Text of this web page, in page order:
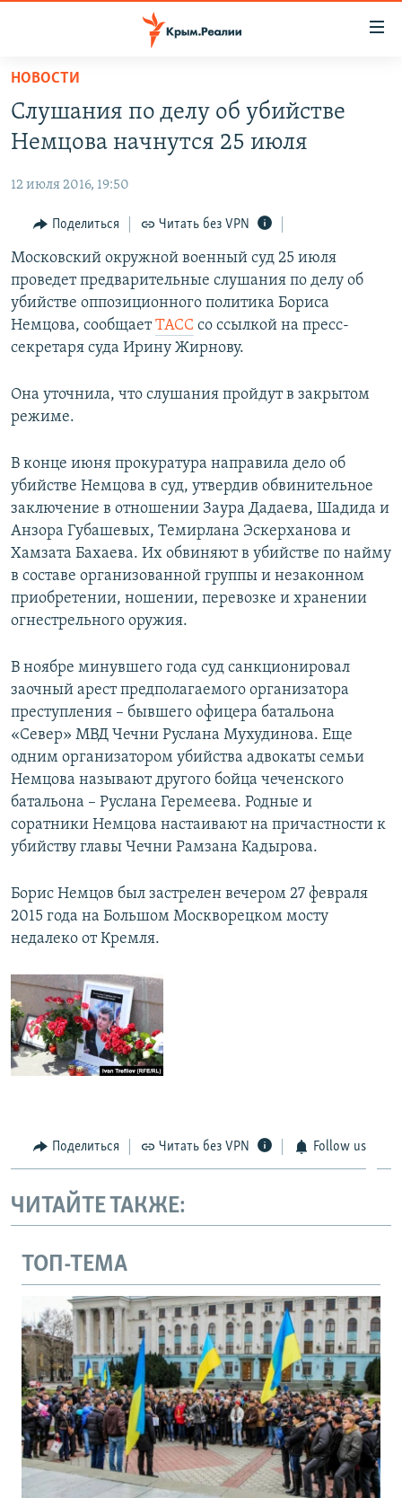
Вернуться
основному
содержанию
навигации
Вернутся
поиску
СПЕЦПРОЕКТЫ
КАРТА ВОЕННЫХ ОБЪЕКТОВ КРЫМА
11 ЛЕТ ОККУПАЦИИ КРЫМА. 11 ИСТОРИЙ СОПРОТИВЛЕНИЯ
ИСТОРИЯ
ЕЩЕ
ИНТЕРАКТИВ
ИНФОГРАФИКА
ТЕЛЕПРОЕКТ КРЫМ.РЕАЛИИ
СОВЕТЫ ПРАВОЗАЩИТНИКОВ
ПОБЕДИТЕЛЕЙ НЕ СУДЯТ?
ELIFBE
УКРАИНСКАЯ ПРОБЛЕМА КРЫМА
РАДІО СВОБОДА
КАК ОБОЙТИ БЛОКИРОВКУ
Українською
ПРИСОЕДИНЯЙТЕСЬ!
Все сайты RFE/RL
НОВОСТИ
Слушания по делу об убийстве
Немцова начнутся 25 июля
12 июля 2016, 19:50
Поделиться Читать без VPN
Московский окружной военный суд 25 июля
проведет предварительные слушания по делу об
убийстве оппозиционного политика Бориса
Немцова, сообщаетТАСС со ссылкой на пресс-
секретаря суда Ирину Жирнову.
Она уточнила, что слушания пройдут в закрытом
режиме.
В конце июня прокуратура направила дело об
убийстве Немцова в суд, утвердив обвинительное
заключение в отношении Заура Дадаева, Шадида и
Анзора Губашевых, Темирлана Эскерханова и
Хамзата Бахаева. Их обвиняют в убийстве по найму
в составе организованной группы и незаконном
приобретении, ношении, перевозке и хранении
огнестрельного оружия.
В ноябре минувшего года суд санкционировал
заочный арест предполагаемого организатора
преступления – бывшего офицера батальона
«Север» МВД Чечни Руслана Мухудинова. Еще
одним организатором убийства адвокаты семьи
Немцова называют другого бойца чеченского
батальона – Руслана Геремеева. Родные и
соратники Немцова настаивают на причастности к
убийству главы Чечни Рамзана Кадырова.
Борис Немцов был застрелен вечером 27 февраля
2015 года на Большом Москворецком мосту
недалеко от Кремля.
Поделиться Читать без VPN Follow us
ЧИТАЙТЕ ТАКЖЕ:
ТОП-ТЕМА